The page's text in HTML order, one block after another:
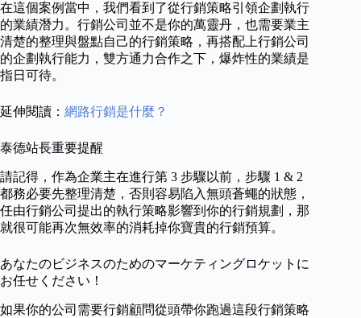
在這個案例當中，我們看到了從行銷策略引領企劃執行
的業績潛力。行銷公司並不是你的萬靈丹，也需要業主
清楚的整理與盤點自己的行銷策略，再搭配上行銷公司
的企劃執行能力，雙方通力合作之下，爆炸性的業績是
指日可待。
延伸閱讀： 網路行銷是什麼？
泰德站長重要提醒
請記得，作為企業主在進行第 3 步驟以前，步驟 1 & 2
都務必要先整理清楚，否則容易陷入無頭蒼蠅的狀態，
任由行銷公司提出的執行策略影響到你的行銷規劃，那
就很可能再次無效率的消耗掉你寶貴的行銷預算。
あなたのビジネスのためのマーケティングロケットに
お任せください！
如果你的公司需要行銷顧問從頭帶你跑過這段行銷策略